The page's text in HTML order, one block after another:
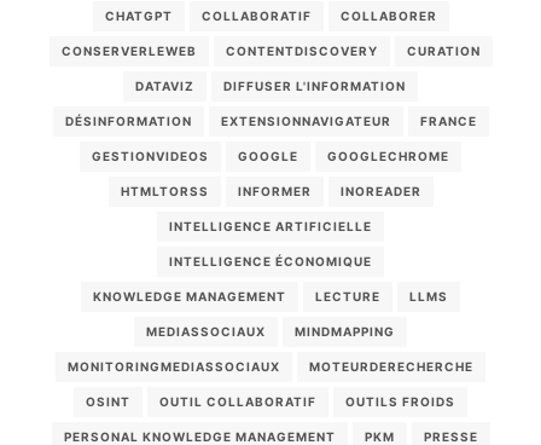
CHATGPT COLLABORATIF COLLABORER
CONSERVERLEWEB CONTENTDISCOVERY CURATION
DATAVIZ DIFFUSER L'INFORMATION
DÉSINFORMATION EXTENSIONNAVIGATEUR FRANCE
GESTIONVIDEOS GOOGLE GOOGLECHROME
HTMLTORSS INFORMER INOREADER
INTELLIGENCE ARTIFICIELLE
INTELLIGENCE ÉCONOMIQUE
KNOWLEDGE MANAGEMENT LECTURE LLMS
MEDIASSOCIAUX MINDMAPPING
MONITORINGMEDIASSOCIAUX MOTEURDERECHERCHE
OSINT OUTIL COLLABORATIF OUTILS FROIDS
PERSONAL KNOWLEDGE MANAGEMENT PKM PRESSE